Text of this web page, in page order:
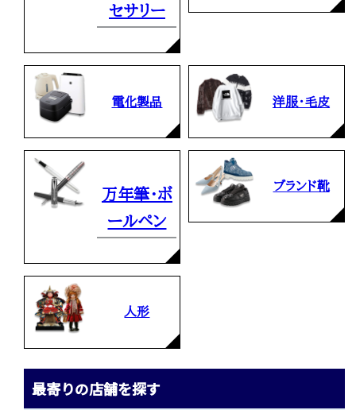
セサリー
電化製品 洋服・毛皮
万年筆・ボ
ールペン
ブランド靴
人形
最寄りの店舗を探す